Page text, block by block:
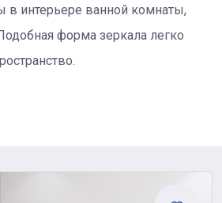
в интерьере ванной комнаты,
форма зеркала легко